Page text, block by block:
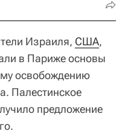
Израиля, США,
в Париже основы
освобождению
Палестинское
предложение